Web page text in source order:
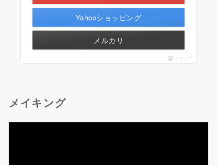
Yahooショッピング
メルカリ
ポチップ
メイキング